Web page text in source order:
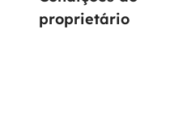
proprietário